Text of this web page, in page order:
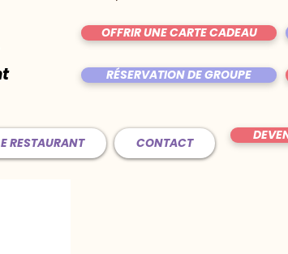
OFFRIR UNE CARTE CADEAU
RÉSERVATION DE GROUPE
RESTAURANT CONTACT